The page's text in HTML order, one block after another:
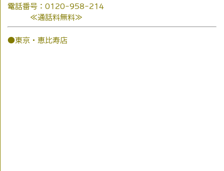
電話番号：0120-958-214
≪通話料無料≫
●東京・恵比寿店